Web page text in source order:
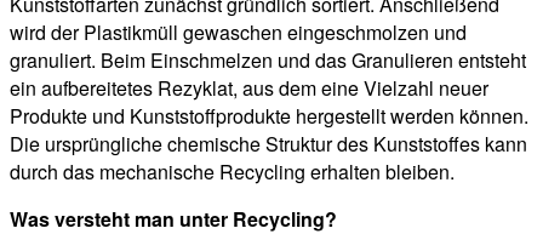
wird der Plastikmüll gewaschen eingeschmolzen und
granuliert. Beim Einschmelzen und das Granulieren entsteht
ein aufbereitetes Rezyklat, aus dem eine Vielzahl neuer
Produkte und Kunststoffprodukte hergestellt werden können.
Die ursprüngliche chemische Struktur des Kunststoffes kann
durch das mechanische Recycling erhalten bleiben.
Was versteht man unter Recycling?